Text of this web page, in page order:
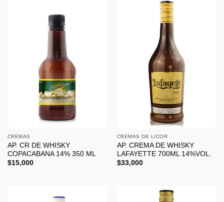
CREMAS
AP. CR DE WHISKY
COPACABANA 14% 350 ML
$15,000
CREMAS DE LICOR
AP. CREMA DE WHISKY
LAFAYETTE 700ML 14%VOL.
$33,000